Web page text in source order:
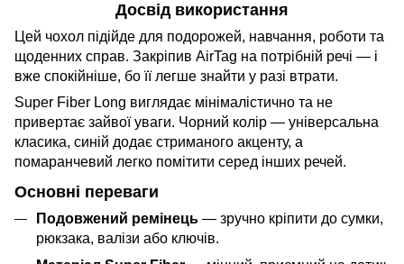
Досвід використання
Цей чохол підійде для подорожей, навчання, роботи та
щоденних справ. Закріпив AirTag на потрібній речі — і
вже спокійніше, бо її легше знайти у разі втрати.
Super Fiber Long виглядає мінімалістично та не
привертає зайвої уваги. Чорний колір — універсальна
класика, синій додає стриманого акценту, а
помаранчевий легко помітити серед інших речей.
Основні переваги
Подовжений ремінець — зручно кріпити до сумки,
рюкзака, валізи або ключів.